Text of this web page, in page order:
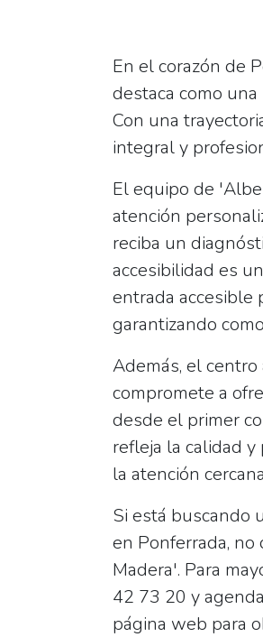
En el corazón de
destaca como
Con una
integral y
El equipo de
atención
reciba un
accesibilidad es
entrada accesible
garantizando
Además, el centro
compromete a
desde el primer
refleja la calidad
la atención
Si está buscando
en Ponferrada,
Madera'. Para
42 73 20 y
página web para